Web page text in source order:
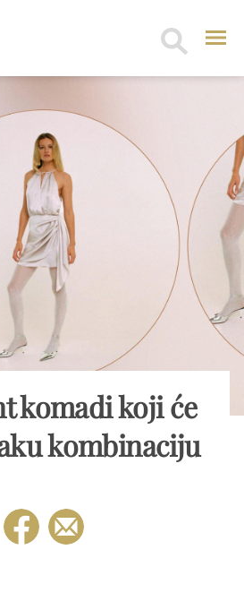
Search
komadi koji će
kombinaciju